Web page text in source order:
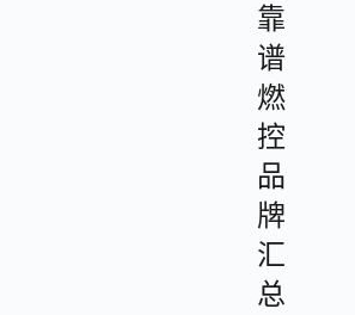
靠
谱
燃
控
品
牌
汇
总